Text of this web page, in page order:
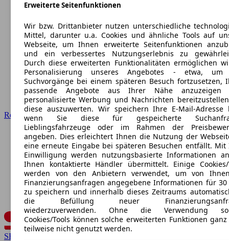
Renault
SEAT
Erweiterte Seitenfunktionen
Wir bzw. Drittanbieter nutzen unterschiedliche
Mittel, darunter u.a. Cookies und ähnliche Tools auf
Webseite, um Ihnen erweiterte Seitenfunktionen
und ein verbessertes Nutzungserlebnis zu
Durch diese erweiterten Funktionalitäten ermöglichen
Personalisierung unseres Angebotes - etwa, um
Suchvorgänge bei einem späteren Besuch fortzusetzen,
passende Angebote aus Ihrer Nähe anzuzeigen
personalisierte Werbung und Nachrichten
diese auszuwerten. Wir speichern Ihre E-Mail-Adresse
wenn Sie diese für gespeicherte
Lieblingsfahrzeuge oder im Rahmen der
angeben. Dies erleichtert Ihnen die Nutzung der
eine erneute Eingabe bei späteren Besuchen entfällt. Mit
Einwilligung werden nutzungsbasierte Informationen
Ihnen kontaktierte Händler übermittelt. Einige Cookies/
werden von den Anbietern verwendet, um von
Finanzierungsanfragen angegebene Informationen für 30
zu speichern und innerhalb dieses Zeitraums
die Befüllung neuer
wiederzuverwenden. Ohne die Verwendung
Cookies/Tools können solche erweiterten Funktionen
teilweise nicht genutzt werden.